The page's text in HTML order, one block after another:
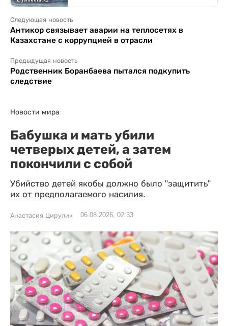
Следующая новость
Антикор связывает аварии на теплосетях в
Казахстане с коррупцией в отрасли
Предыдущая новость
Родственник Боранбаева пытался подкупить
следствие
Новости мира
Бабушка и мать убили
четверых детей, а затем
покончили с собой
Убийство детей якобы должно было "защитить"
их от предполагаемого насилия.
Анастасия Цирулик 06.08.2026, 02:33